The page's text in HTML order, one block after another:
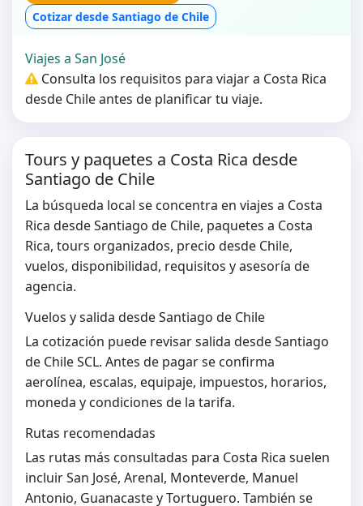
Cotizar desde Santiago de Chile
Viajes a San José
Consulta los requisitos para viajar a Costa Rica
desde Chile antes de planificar tu viaje.
Tours y paquetes a Costa Rica desde
Santiago de Chile
La búsqueda local se concentra en viajes a Costa
Rica desde Santiago de Chile, paquetes a Costa
Rica, tours organizados, precio desde Chile,
vuelos, disponibilidad, requisitos y asesoría de
agencia.
Vuelos y salida desde Santiago de Chile
La cotización puede revisar salida desde Santiago
de Chile SCL. Antes de pagar se confirma
aerolínea, escalas, equipaje, impuestos, horarios,
moneda y condiciones de la tarifa.
Rutas recomendadas
Las rutas más consultadas para Costa Rica suelen
incluir San José, Arenal, Monteverde, Manuel
Antonio, Guanacaste y Tortuguero. También se